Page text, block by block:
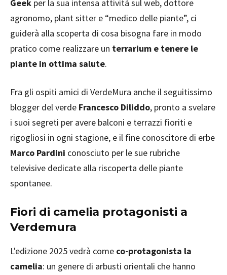
Geek per la sua intensa attività sul web, dottore
agronomo, plant sitter e “medico delle piante”, ci
guiderà alla scoperta di cosa bisogna fare in modo
pratico come realizzare un terrarium e tenere le
piante in ottima salute.
Fra gli ospiti amici di VerdeMura anche il seguitissimo
blogger del verde Francesco Diliddo, pronto a svelare
i suoi segreti per avere balconi e terrazzi fioriti e
rigogliosi in ogni stagione, e il fine conoscitore di erbe
Marco Pardini conosciuto per le sue rubriche
televisive dedicate alla riscoperta delle piante
spontanee.
Fiori di camelia protagonisti a
Verdemura
L'edizione 2025 vedrà come co-protagonista la
camelia: un genere di arbusti orientali che hanno